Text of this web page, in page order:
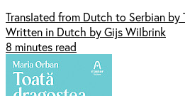
Translated from Dutch to Serbian by
Written in Dutch by Gijs Wilbrink
8 minutes read